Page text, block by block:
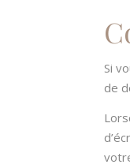
Si
de